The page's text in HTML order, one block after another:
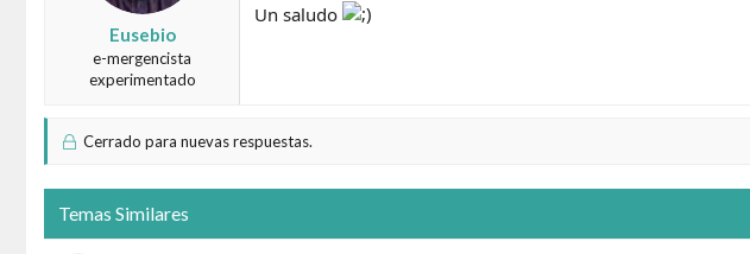
Eusebio
e-mergencista
experimentado
Un saludo
Cerrado para nuevas respuestas.
Temas Similares